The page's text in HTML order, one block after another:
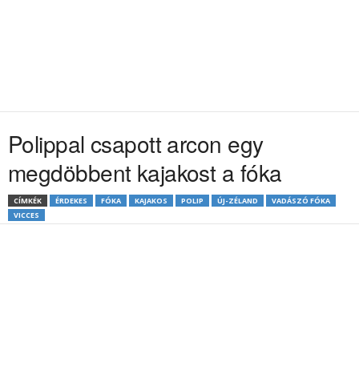
Polippal csapott arcon egy
megdöbbent kajakost a fóka
CÍMKÉK ÉRDEKES FÓKA KAJAKOS POLIP ÚJ-ZÉLAND
VADÁSZÓ FÓKA
VICCES